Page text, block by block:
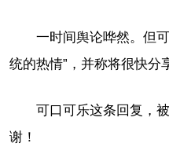
一时间舆论哗然。但
统的热情”，并称将很快分
可口可乐这条回复，
谢！